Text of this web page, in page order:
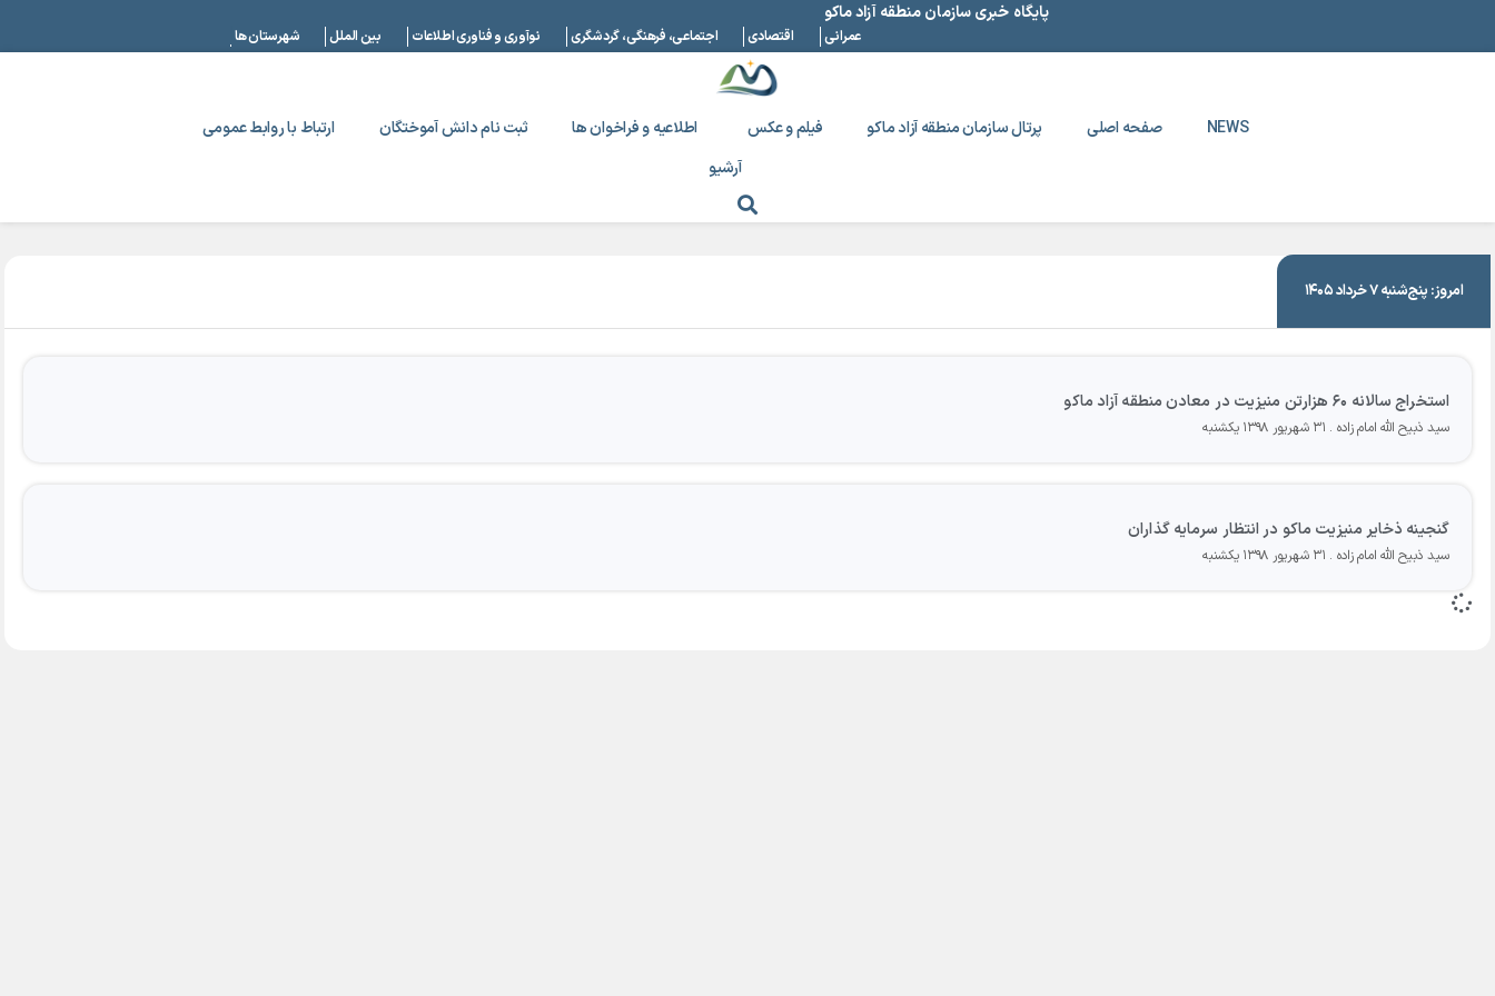
پایگاه خبری سازمان منطقه آزاد ماکو
عمرانی اقتصادی اجتماعی، فرهنگی، گردشگری نوآوری و فناوری اطلاعات بین الملل شهرستان ها
NEWS صفحه اصلی پرتال سازمان منطقه آزاد ماکو فیلم و عکس اطلاعیه و فراخوان ها ثبت نام دانش آموختگان
ارتباط با روابط عمومی
آرشیو
۳۱ شهریور ۱۳۹۸
امروز: پنج‌شنبه ۷ خرداد ۱۴۰۵
استخراج سالانه ۶۰ هزارتن منیزیت در معادن منطقه آزاد ماکو
سید ذبیح الله امام زاده ۳۱ شهریور ۱۳۹۸ یکشنبه
گنجينه ذخاير منيزيت ماکو در انتظار سرمايه گذاران
سید ذبیح الله امام زاده ۳۱ شهریور ۱۳۹۸ یکشنبه